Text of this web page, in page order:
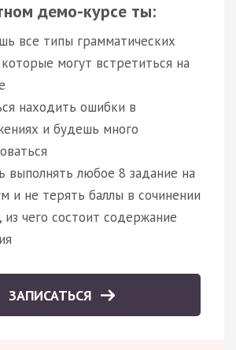
демо-курсе ты:
все типы грамматических
могут встретиться на
находить ошибки в
и будешь много
выполнять любое 8 задание на
и не терять баллы в сочинении
из чего состоит содержание
ЗАПИСАТЬСЯ